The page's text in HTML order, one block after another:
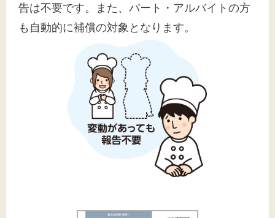
告は不要です。また、パート・アルバイトの方
も自動的に補償の対象となります。